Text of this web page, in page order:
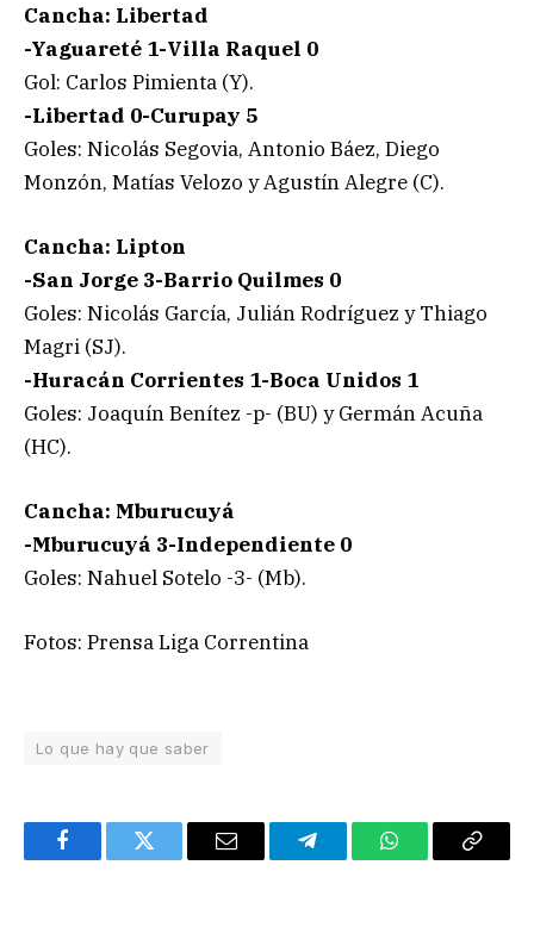
Cancha: Libertad
-Yaguareté 1-Villa Raquel 0
Gol: Carlos Pimienta (Y).
-Libertad 0-Curupay 5
Goles: Nicolás Segovia, Antonio Báez, Diego
Monzón, Matías Velozo y Agustín Alegre (C).
Cancha: Lipton
-San Jorge 3-Barrio Quilmes 0
Goles: Nicolás García, Julián Rodríguez y Thiago
Magri (SJ).
-Huracán Corrientes 1-Boca Unidos 1
Goles: Joaquín Benítez -p- (BU) y Germán Acuña
(HC).
Cancha: Mburucuyá
-Mburucuyá 3-Independiente 0
Goles: Nahuel Sotelo -3- (Mb).
Fotos: Prensa Liga Correntina
Lo que hay que saber
FacebookTwitter Email TelegramWhatsAppCopy